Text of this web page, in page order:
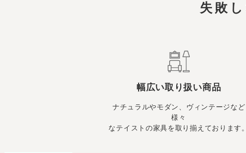
失敗
幅広い取り扱い商品
ナチュラルやモダン、ヴィンテージなど
様々
なテイストの家具を取り揃えております。